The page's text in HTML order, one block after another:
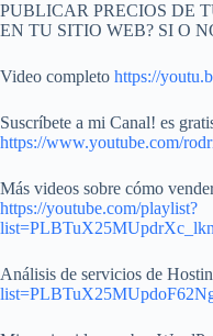
PUBLICAR PRECIOS DE
EN TU SITIO WEB? SI O
Video completo https://
Suscríbete a mi Canal! es
https://www.youtube.com/
Más videos sobre cómo
https://youtube.com/playlist?
Análisis de servicios de